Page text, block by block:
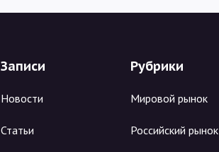
Записи
Новости
Статьи
Рубрики
Мировой рынок
Российский рынок